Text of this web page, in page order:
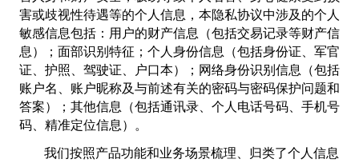
害或歧视性待遇等的个人信息，本隐私协议中涉及的个人
敏感信息包括：用户的财产信息（包括交易记录等财产信
息）；面部识别特征；个人身份信息（包括身份证、军官
证、护照、驾驶证、户口本）；网络身份识别信息（包括
账户名、账户昵称及与前述有关的密码与密码保护问题和
答案）；其他信息（包括通讯录、个人电话号码、手机号
码、精准定位信息）。
我们按照产品功能和业务场景梳理、归类了个人信息